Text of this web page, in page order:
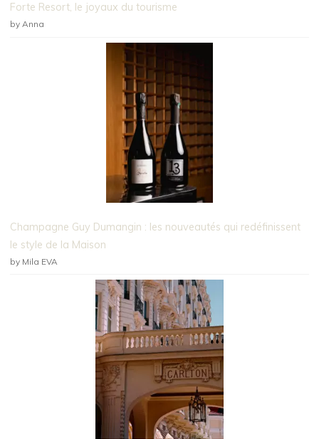
Forte Resort, le joyaux du tourisme
by Anna
Champagne Guy Dumangin : les nouveautés qui redéfinissent
le style de la Maison
by Mila EVA